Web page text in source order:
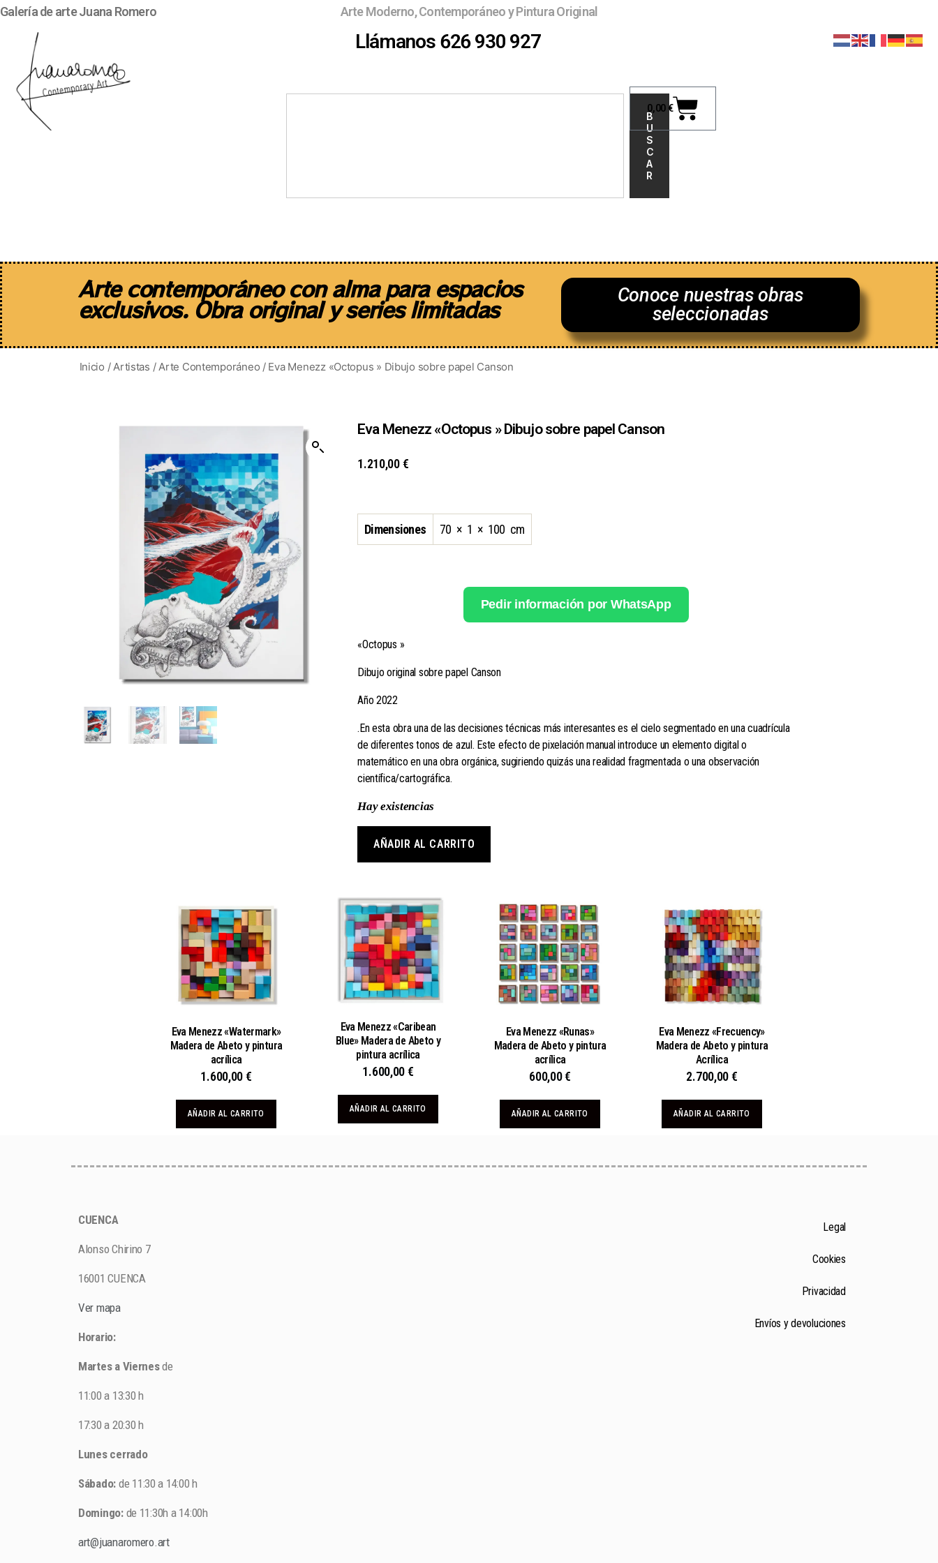
Galería de arte Juana Romero Arte Moderno, Contemporáneo y Pintura Original
Llámanos 626 930 927
0,00 €
B
U
S
C
A
R
Arte contemporáneo con alma para espacios
exclusivos. Obra original y series limitadas
Conoce nuestras obras
seleccionadas
Inicio / Artistas / Arte Contemporáneo / Eva Menezz «Octopus » Dibujo sobre papel Canson
Eva Menezz «Octopus » Dibujo sobre papel Canson
1.210,00€
Dimensiones 70 × 1 × 100 cm
Pedir información por WhatsApp
«Octopus »
Dibujo original sobre papel Canson
Año 2022
.En esta obra una de las decisiones técnicas más interesantes es el cielo segmentado en una cuadrícula
de diferentes tonos de azul. Este efecto de pixelación manual introduce un elemento digital o
matemático en una obra orgánica, sugiriendo quizás una realidad fragmentada o una observación
científica/cartográfica.
Hay existencias
AÑADIR AL CARRITO
Eva Menezz «Watermark»
Madera de Abeto y pintura
acrílica
1.600,00€
AÑADIR AL CARRITO
Eva Menezz «Caribean
Blue» Madera de Abeto y
pintura acrílica
1.600,00€
AÑADIR AL CARRITO
Eva Menezz «Runas»
Madera de Abeto y pintura
acrílica
600,00€
AÑADIR AL CARRITO
Eva Menezz «Frecuency»
Madera de Abeto y pintura
Acrílica
2.700,00€
AÑADIR AL CARRITO
CUENCA
Alonso Chirino 7
16001 CUENCA
Ver mapa
Horario:
Martes a Viernesde
11:00 a 13:30 h
17:30 a 20:30 h
Lunes cerrado
Sábado: de 11:30 a 14:00 h
Domingo:de 11:30h a 14:00h
art@juanaromero.art
Legal
Cookies
Privacidad
Envíos y devoluciones